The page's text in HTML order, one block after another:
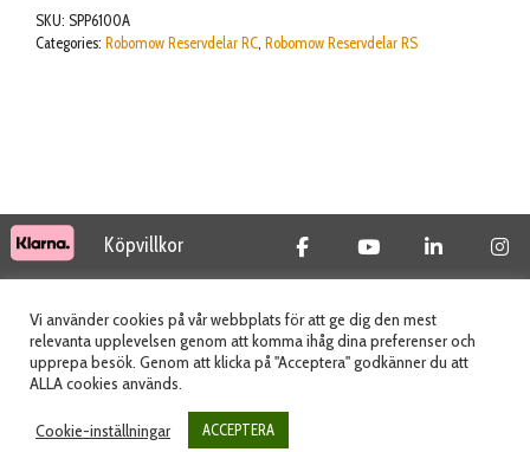
mängd
SKU: SPP6100A
Categories: Robomow Reservdelar RC Robomow Reservdelar RS
Köpvillkor
© 2026 Tidab AB - All Rights Reserved
Vi använder cookies på vår webbplats för att ge dig den mest
relevanta upplevelsen genom att komma ihåg dina preferenser och
upprepa besök. Genom att klicka på "Acceptera" godkänner du att
ALLA cookies används.
Cookie-inställningar ACCEPTERA